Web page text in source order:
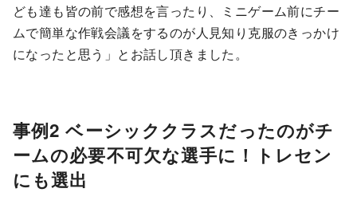
ども達も皆の前で感想を言ったり、ミニゲーム前にチー
ムで簡単な作戦会議をするのが人見知り克服のきっかけ
になったと思う」とお話し頂きました。
事例2 ベーシッククラスだったのがチ
ームの必要不可欠な選手に！トレセン
にも選出